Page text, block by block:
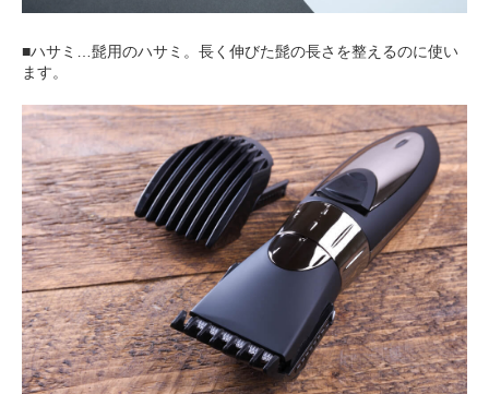
■ハサミ…髭用のハサミ。長く伸びた髭の長さを整えるのに使い
ます。